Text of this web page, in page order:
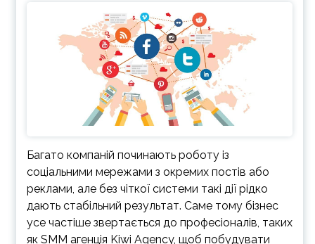
Багато компаній починають роботу із
соціальними мережами з окремих постів або
реклами, але без чіткої системи такі дії рідко
дають стабільний результат. Саме тому бізнес
усе частіше звертається до професіоналів, таких
як SMM агенція Kiwi Agency, щоб побудувати